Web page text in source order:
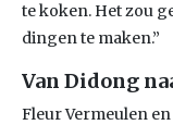
te koken. Het zou
dingen te maken.”
Van Didong
Fleur Vermeulen